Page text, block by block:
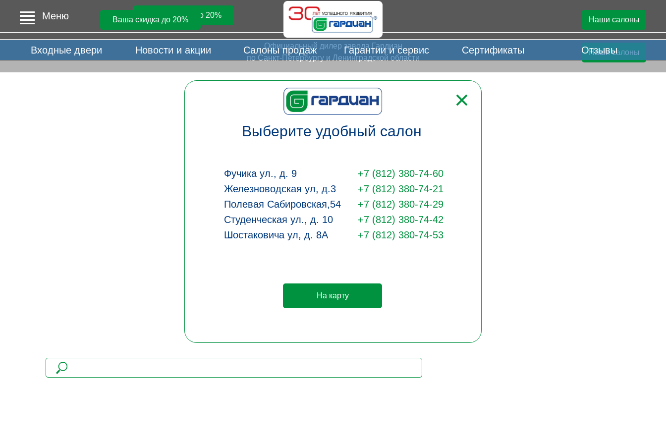
Наши салоны
Меню
Официальный дилер завода Гардиан
по Санкт-Петербургу и Ленинградской области
Ваша скидка до 20%
Наши салоны
Новости и акции Салоны продаж Гарантии и сервис Сертификаты
Входные двери Отзывы
Ваша скидка до 20%
Выберите удобный салон
Железноводская ул, д.3
Полевая Сабировская,54
Студенческая ул., д. 10
Шостаковича ул, д. 8А
Фучика ул., д. 9
+7 (812) 380-74-21
+7 (812) 380-74-29
+7 (812) 380-74-42
+7 (812) 380-74-53
+7 (812) 380-74-60
На карту